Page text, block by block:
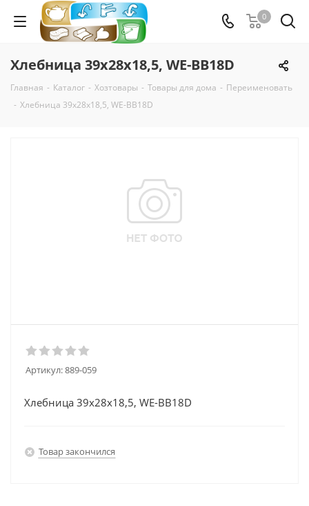
0
Хлебница 39х28х18,5, WE-BB18D
Главная - Каталог - Хозтовары - Товары для дома - Переименовать
- Хлебница 39х28х18,5, WE-BB18D
Артикул:889-059
Хлебница 39х28х18,5, WE-BB18D
Товар закончился